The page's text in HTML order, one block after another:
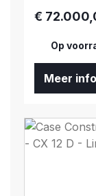
Normale prijs:
€
Op
Meer info